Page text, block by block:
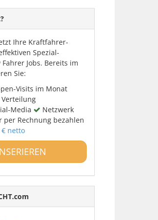
Ihre Kraftfahrer-
Spezial-
Jobs. Bereits im
Sie:
Visits im Monat
Media
Netzwerk
Rechnung bezahlen
netto